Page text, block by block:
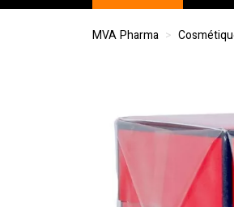
MVA Pharma